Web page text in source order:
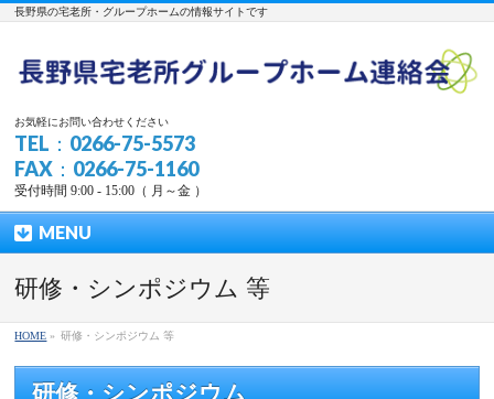
長野県の宅老所・グループホームの情報サイトです
お気軽にお問い合わせください
TEL：0266-75-5573
FAX：0266-75-1160
受付時間 9:00 - 15:00（ 月～金 ）
MENU
研修・シンポジウム 等
HOME » 研修・シンポジウム 等
研修・シンポジウム